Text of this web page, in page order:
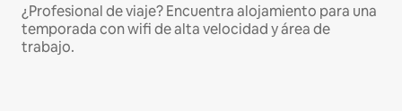
¿Profesional de viaje? Encuentra alojamiento para una
temporada con wifi de alta velocidad y área de
trabajo.